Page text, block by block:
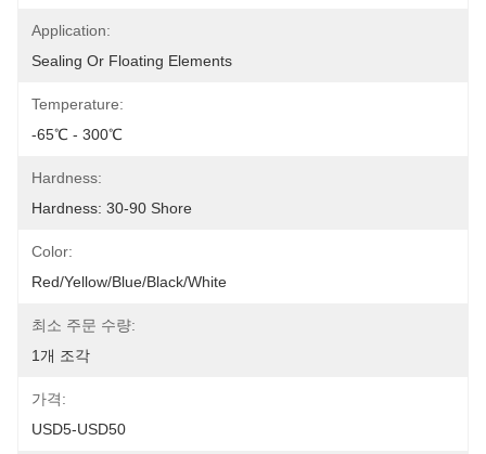
Application:
Sealing Or Floating Elements
Temperature:
-65℃ - 300℃
Hardness:
Hardness: 30-90 Shore
Color:
Red/Yellow/Blue/Black/White
최소 주문 수량:
1개 조각
가격:
USD5-USD50